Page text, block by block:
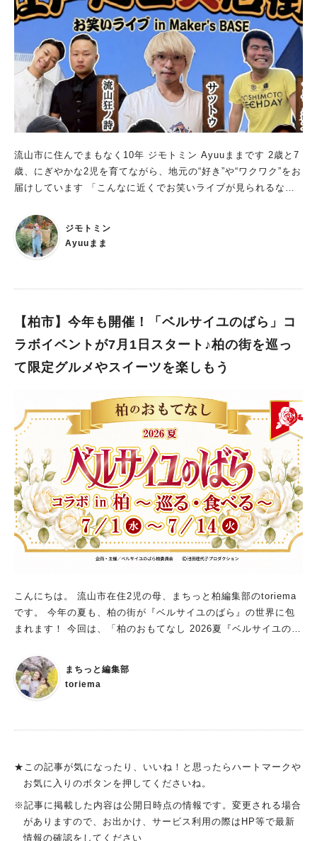
ミー試験に合格。2007年SWR交響楽団（旧シュトゥットガルト
放送交響楽団）に入団。2010年よりサイトウ・キネン・オーケ
ストラのメンバーとして公演に参加。2014年ルートヴィヒ・チ
ェンバー・プレイヤーズ結成。現在最も注目を集めているコント
ラバス奏者の一人である。 ♪ 秋元 孝介〈ピアノ〉 2018年、ト
リオのピアニストとして、第67回ARDミュンヘン国際音楽コン
クール・ピアノ三重奏部門で日本人初の優勝。そのほか、第10回
パデレフスキ国際ピアノコンクール特別賞など受賞多数。東京藝
経て博士後期課程を修了し、博士号を取得。明治安田クオリティ
オブライフ文化財団海外音楽研修生としてミュンヘン音楽演劇大
学大学院に留学したほか、サントリーホール室内楽アカデミーで
を、 こんなに近い距離で楽しめる機会はなかなかありません。
「おおたかの森プレミアムサロン」ならではの魅力です。 プレ
ミアムサロンに参加すると、本公演がもっと楽しみに！ プレミ
り、本公演へ足を運ぶ予定の方にとっては、 プレミアムサロン
トで演奏家や音楽の魅力に触れ、その感動を本公演でさらに深く
味わう…。 そんな楽しみ方ができるのも、この企画ならではで
身近で楽しめる機会が流山にあることに驚きました。 実は、こ
の演奏家の組み合わせで聴けるのは、おおたかの森だけ。 ここ
でしか味わえない特別な音楽体験が待っています。 わたし自
身、子育てをしていると、自分一人の時間は本当に貴重だと感じ
ます。 だからこそ、たまには家事や育児、仕事から少し離れ
て、 「自分のためだけの時間」を過ごしてみるのも素敵ではな
いでしょうか？ 世界レベルの音楽に耳を傾けながら、 心がほっ
とほどけるようなひとときを過ごしてみませんか？ 気になった
方は、ぜひ「おおたかの森プレミアムサロン」をチェックしてみ
てくださいね♪ ※画像は「スターツおおたかの森ホール」より提
流山市に住んでまもなく10年 ジモトミン Ayuuままです 2歳と7
歳、にぎやかな2児を育てながら、地元の“好き”や“ワクワク”をお
届けしています 「こんなに近くでお笑いライブが見られるなん
er’s BASE」は、立ち見が出るほどの大盛況！ 会場いっぱいに
笑い声が響き渡り、江戸川台の夜が笑顔で包まれました 流山市
出身コンビ 流山狂ノ詩（ながれやまきょうのうた）をはじめ、
芸人さんの表情や息づかい、 会場全体が一体となるライブなら
んを 「あの時、江戸川台で見たんだよ！」 なんて日が来るかも
しれません 未来のスターに出会えるかも！？ 笑いが生まれる特
江戸川台 Maker’s BASE Instagramでも紹介されています 当日
の雰囲気が気になる方はぜひチェックしてみてください♩ ★Inst
agramはこちら 江戸川台 Maker's BASE Instagram⁠ 「江戸川
台 Maker’s BASE」とは？ 江戸川台東口商店街の中にある、 地
域の人たちの手でつくり上げられた交流拠点が「江戸川台 Make
r’s BASE」です 長い間空き家となっていた旧奥村診療所を活用
し、DIYで少しずつリノベーションを重ねながら、新しい“まちの
居場所”として生まれ変わりました ライブ、ワークショップ、展
示会、交流イベントなど、地域の新しい挑戦が次々と生まれてい
る注目スポットです 一般社団法人 流山家守舎とは？ 一般社団法
人 流山家守舎は、 空き家や空き店舗などの地域資源を活用しな
戸川台エリアを中心に、 地域に新しい魅力や賑わいを生み出す
取り組みを数多く展開 今回の「江戸川台笑店街」も、 地域をも
っと面白くしたいという想いから生まれた企画です 第2回 江戸
【開催日】 2026年7月5日（日） 【時間】 OPEN 17:00 START
17:30 【会場】 江戸川台 Maker’s BASE 千葉県流山市江戸川台
東2丁目25 201号 （江戸川台駅東口より徒歩約1分） 【料金】
演芸人紹介 今回も個性豊かな芸人さんたちが大集合！ 流山狂ノ
詩 流山市出身！ 地元を代表するコンビとして今回も出演！ サッ
トゥ アゲノ勘太 アイス芸人 たかたか ガチ恋サイリウム しんち
ゃん 流川ドッグス マダックス カリットジューシー 高橋/長岡 セ
ジモトミン
Ayuuまま
【柏市】今年も開催！「ベルサイユのばら」コ
ラボイベントが7月1日スタート♪柏の街を巡っ
て限定グルメやスイーツを楽しもう
こんにちは。 流山市在住2児の母、まちっと柏編集部のtoriema
です。 今年の夏も、柏の街が『ベルサイユのばら』の世界に包
まれます！ 今回は、「柏のおもてなし 2026夏『ベルサイユのば
日（火）まで開催されることになりました。 ベルばらファンは
もちろん、「柏でちょっと特別なおでかけを楽しみたい」という
方にもおすすめのイベントになっています。 柏の街が「ベルば
ではの魅力です。 編集部がおすすめする「ベルばら in 柏」の
楽しみ方 ♪ ① まずは「まるっと柏」でイベント情報をチェック
まちっと編集部
toriema
★この記事が気になったり、いいね！と思ったらハートマークや
お気に入りのボタンを押してくださいね。
※記事に掲載した内容は公開日時点の情報です。変更される場合
がありますので、お出かけ、サービス利用の際はHP等で最新
情報の確認をしてください